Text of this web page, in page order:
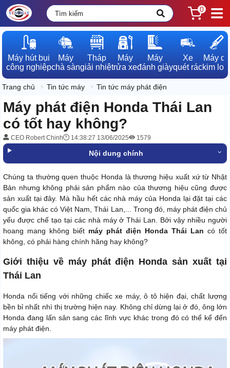
0
Máy hút bụi
công nghiệp
Máy
chà sàn
Tháp
giải nhiệt
Máy
rửa xe
Máy
đánh giày
Xe
quét rác
Máy dò
kim loại
Trang chủ Tin tức máy Tin tức máy phát điện
Máy phát điện Honda Thái Lan
có tốt hay không?
CEO Robert Chinh 14:38:27 13/06/2025 1579
Nội dung chính
Chúng ta thường quen thuộc Honda là thương hiệu xuất xứ từ Nhật
Bản nhưng không phải sản phẩm nào của thương hiệu cũng được
sản xuất tại đây. Mà hầu hết các nhà máy của Honda lại đặt tại các
quốc gia khác có Việt Nam, Thái Lan,... Trong đó, máy phát điện chủ
yếu được chế tạo tại các nhà máy ở Thái Lan. Bởi vậy nhiều người
hoang mang không biết máy phát điện Honda Thái Lan có tốt
không, có phải hàng chính hãng hay không?
Giới thiệu về máy phát điện Honda sản xuất tại
Thái Lan
Honda nổi tiếng với những chiếc xe máy, ô tô hiện đại, chất lượng
bền bỉ nhất nhì thị trường hiện nay. Không chỉ dừng lại ở đó, ông lớn
Honda đang lấn sân sang các lĩnh vực khác trong đó có thể kể đến
máy phát điện.